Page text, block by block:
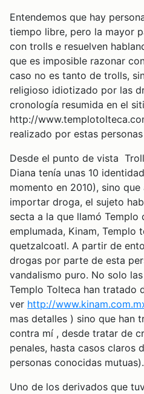
Entendemos que hay
tiempo libre, pero la mayor
con trolls e resuelven
que es imposible razonar
caso no es tanto de trolls,
religioso idiotizado por las
cronología resumida en el
http://
realizado por estas
Desde el punto de vista
Diana tenía unas 10
momento en 2010), sino
importar droga, el sujeto
secta a la que llamó Templo
emplumada, Kinam, Templo
quetzalcoatl. A partir de
drogas por parte de esta
vandalismo puro. No solo
Templo Tolteca han tratado
ver http://
mas detalles ) sino que han
contra mí , desde tratar de
penales, hasta casos claros
personas conocidas mutuas).
Uno de los derivados que